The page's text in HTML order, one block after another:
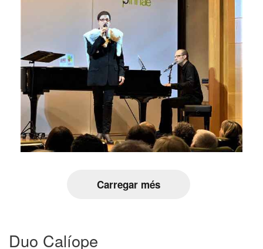
Carregar més
Duo Calíope